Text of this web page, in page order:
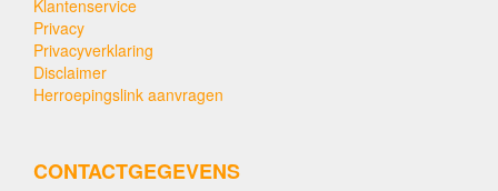
Klantenservice
Privacy
Privacyverklaring
Disclaimer
Herroepingslink aanvragen
CONTACTGEGEVENS